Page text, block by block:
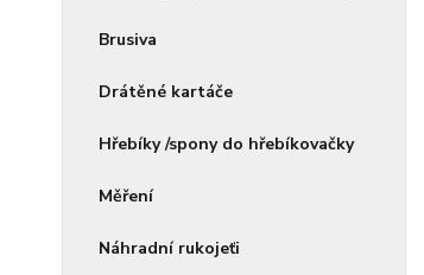
Brusiva
Drátěné kartáče
Hřebíky /spony do hřebíkovačky
Měření
Náhradní rukojeťi